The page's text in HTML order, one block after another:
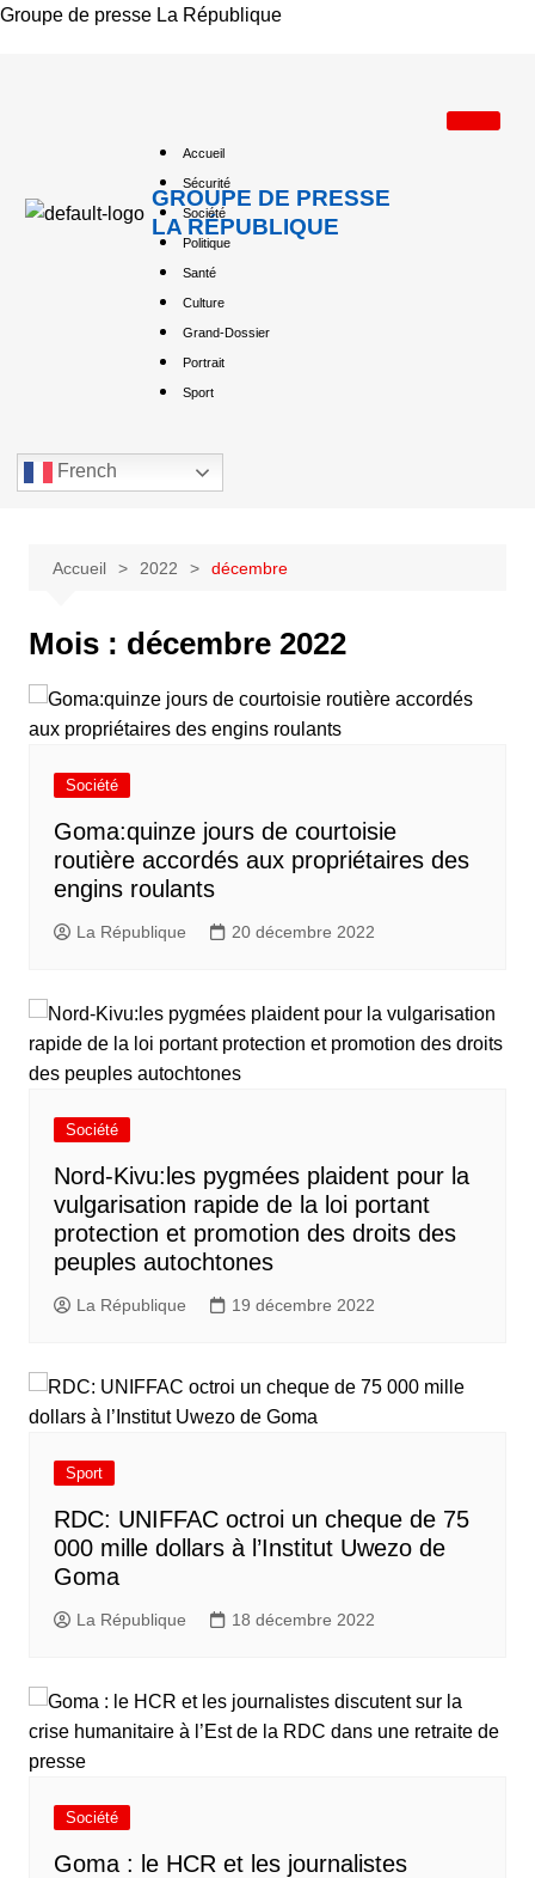
Groupe de presse La République
GROUPE DE PRESSE
LA RÉPUBLIQUE
Accueil
Sécurité
Société
Politique
Santé
Culture
Grand-Dossier
Portrait
Sport
French
Accueil 2022 décembre
Mois : décembre 2022
Société
Goma:quinze jours de courtoisie
routière accordés aux propriétaires des
engins roulants
La République 20 décembre 2022
Société
Nord-Kivu:les pygmées plaident pour la
vulgarisation rapide de la loi portant
protection et promotion des droits des
peuples autochtones
La République 19 décembre 2022
Sport
RDC: UNIFFAC octroi un cheque de 75
000 mille dollars à l’Institut Uwezo de
Goma
La République 18 décembre 2022
Société
Goma : le HCR et les journalistes